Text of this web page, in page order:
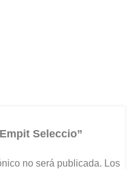
Seleccio”
no será publicada. Los